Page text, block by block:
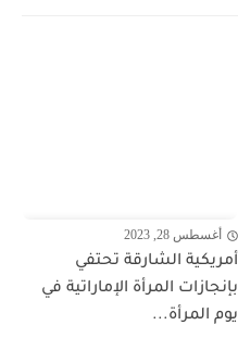
أغسطس 28, 2023
أمريكية الشارقة تحتفي
بإنجازات المرأة الإماراتية في
يوم المرأة...